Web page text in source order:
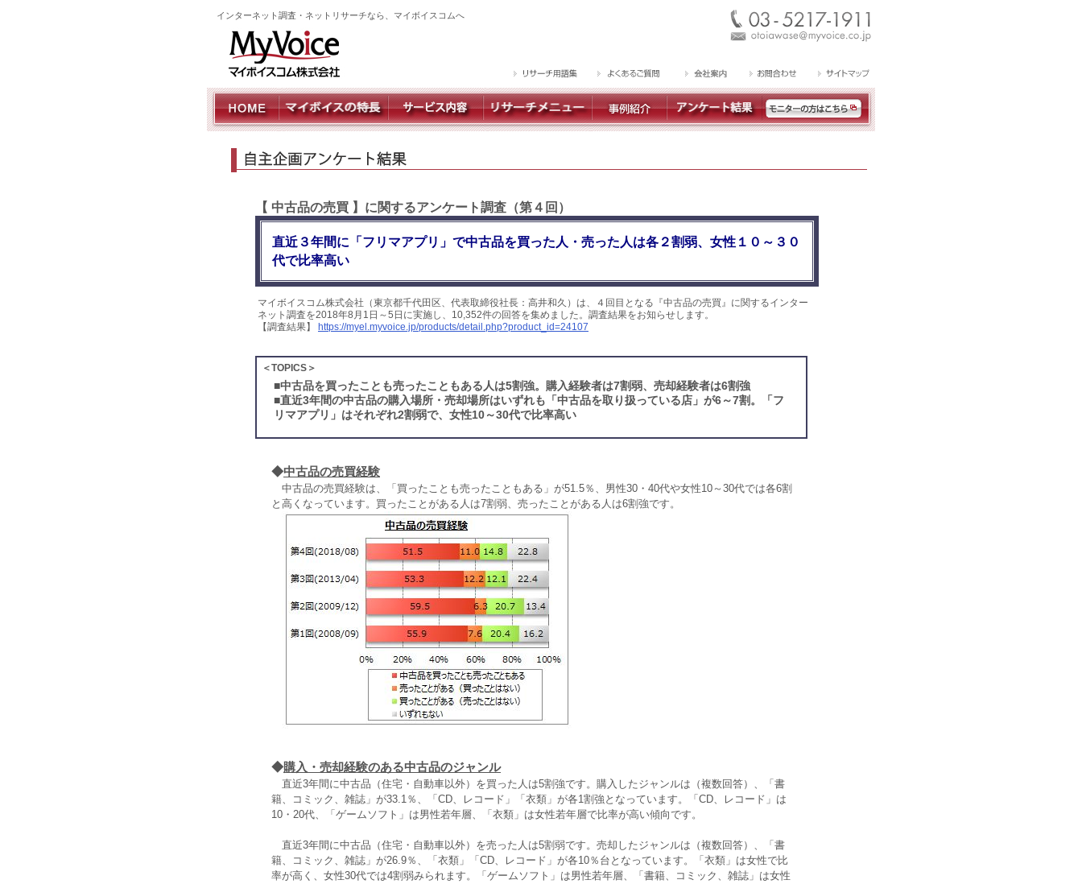
インターネット調査・ネットリサーチなら、マイボイスコムへ
【 中古品の売買 】に関するアンケート調査（第４回）
直近３年間に「フリマアプリ」で中古品を買った人・売った人は各２割弱、女性１０～３０
代で比率高い
マイボイスコム株式会社（東京都千代田区、代表取締役社長：高井和久）は、４回目となる『中古品の売買』に関するインター
ネット調査を2018年8月1日～5日に実施し、10,352件の回答を集めました。調査結果をお知らせします。
【調査結果】
https://myel.myvoice.jp/products/detail.php?product_id=24107
＜TOPICS＞
■中古品を買ったことも売ったこともある人は5割強。購入経験者は7割弱、売却経験者は6割強
■直近3年間の中古品の購入場所・売却場所はいずれも「中古品を取り扱っている店」が6～7割。「フ
リマアプリ」はそれぞれ2割弱で、女性10～30代で比率高い
◆中古品の売買経験
中古品の売買経験は、「買ったことも売ったこともある」が51.5％、男性30・40代や女性10～30代では各6割
と高くなっています。買ったことがある人は7割弱、売ったことがある人は6割強です。
◆購入・売却経験のある中古品のジャンル
直近3年間に中古品（住宅・自動車以外）を買った人は5割強です。購入したジャンルは（複数回答）、「書
籍、コミック、雑誌」が33.1％、「CD、レコード」「衣類」が各1割強となっています。「CD、レコード」は
10・20代、「ゲームソフト」は男性若年層、「衣類」は女性若年層で比率が高い傾向です。
直近3年間に中古品（住宅・自動車以外）を売った人は5割弱です。売却したジャンルは（複数回答）、「書
籍、コミック、雑誌」が26.9％、「衣類」「CD、レコード」が各10％台となっています。「衣類」は女性で比
率が高く、女性30代では4割弱みられます。「ゲームソフト」は男性若年層、「書籍、コミック、雑誌」は女性